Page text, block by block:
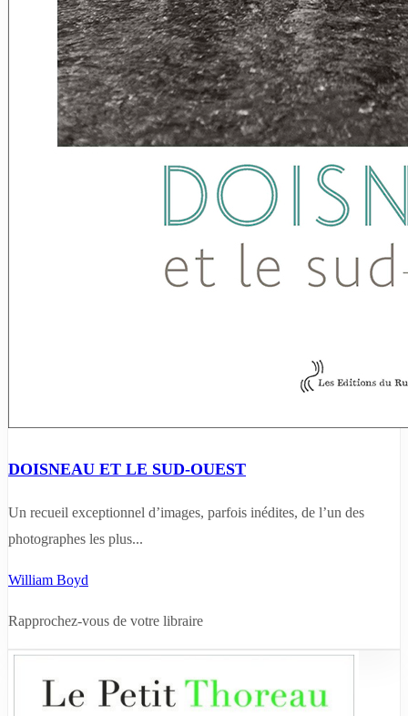
DOISNEAU ET LE SUD-OUEST
Un recueil exceptionnel d’images, parfois inédites, de l’un des
photographes les plus...
William Boyd
Rapprochez-vous de votre libraire